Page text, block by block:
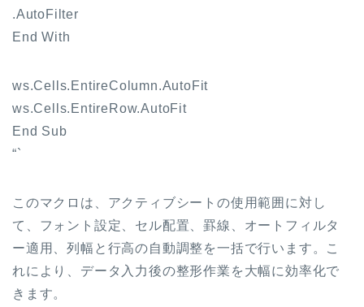
.AutoFilter
End With
ws.Cells.EntireColumn.AutoFit
ws.Cells.EntireRow.AutoFit
End Sub
“`
このマクロは、アクティブシートの使用範囲に対し
て、フォント設定、セル配置、罫線、オートフィルタ
ー適用、列幅と行高の自動調整を一括で行います。こ
れにより、データ入力後の整形作業を大幅に効率化で
きます。